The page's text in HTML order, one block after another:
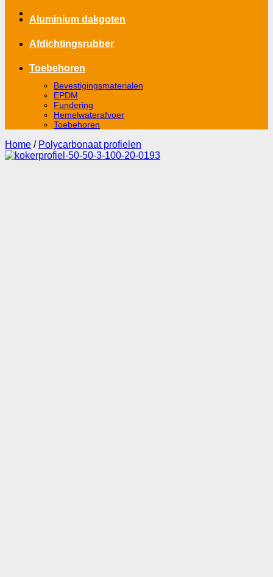
Aluminium dakgoten
Afdichtingsrubber
Toebehoren
Bevestigingsmaterialen
EPDM
Fundering
Hemelwaterafvoer
Toebehoren
Home / Polycarbonaat profielen